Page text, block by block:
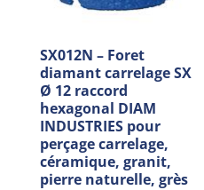
SX012N – Foret
diamant carrelage SX
Ø 12 raccord
hexagonal DIAM
INDUSTRIES pour
perçage carrelage,
céramique, granit,
pierre naturelle, grès